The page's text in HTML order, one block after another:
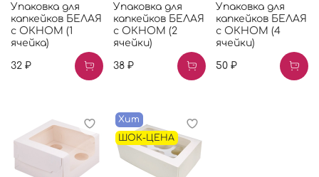
Упаковка для
капкейков БЕЛАЯ
с ОКНОМ (1
ячейка)
32 ₽
Упаковка для
капкейков БЕЛАЯ
с ОКНОМ (2
ячейки)
38 ₽
Упаковка для
капкейков БЕЛАЯ
с ОКНОМ (4
ячейки)
50 ₽
Хит
ШОК-ЦЕНА